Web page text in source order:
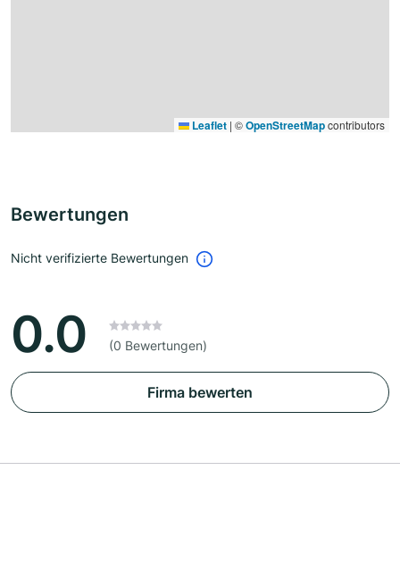
Leaflet | ©OpenStreetMapcontributors
Bewertungen
Nicht verifizierte Bewertungen
0.0 (0 Bewertungen)
Firma bewerten